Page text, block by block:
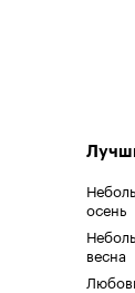
осень
весна